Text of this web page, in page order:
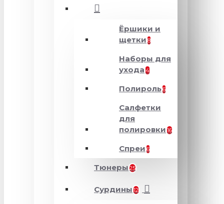
Ёршики и
щетки 8
Наборы для
ухода 4
Полироль6
Салфетки
для
полировки 16
Спреи 6
Тюнеры 25
Сурдины 12